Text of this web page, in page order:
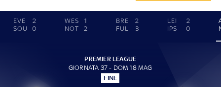
EVE
2
SOU
0
WES
1
NOT
2
BRE
2
FUL
3
LEI
2
IPS
0
PREMIER LEAGUE
GIORNATA 37 - DOM 18 MAG
FINE